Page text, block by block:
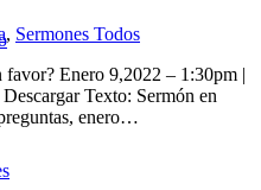
, Sermones Todos
favor? Enero 9,2022 – 1:30pm |
Texto: Sermón en
enero…